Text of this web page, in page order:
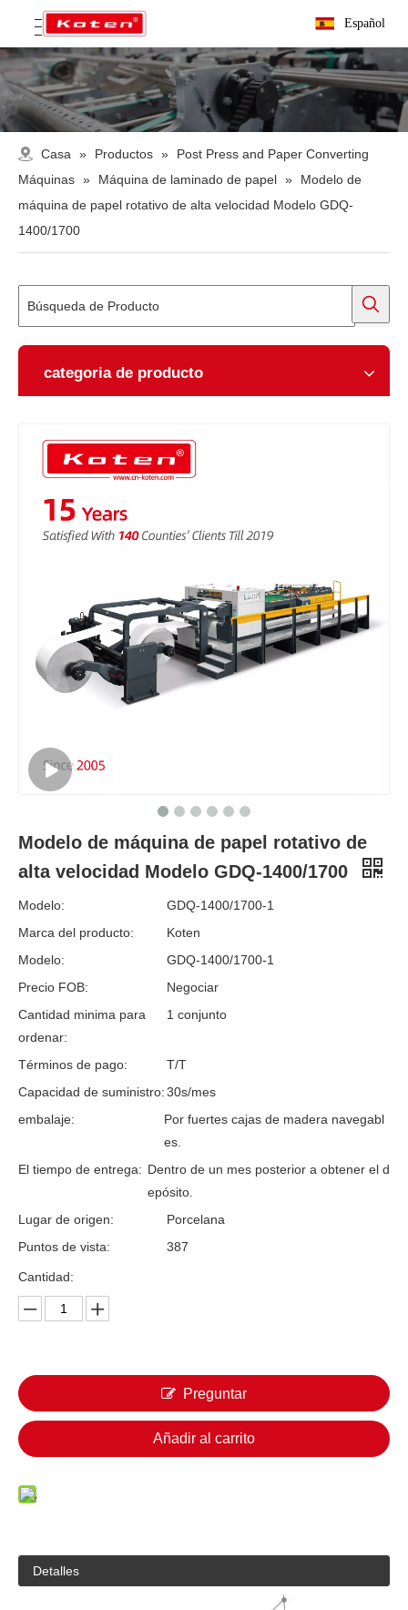
Español
Casa » Productos »
Post Press and Paper Converting
Máquinas » Máquina de laminado de papel »
Modelo de
máquina de papel rotativo de alta velocidad Modelo GDQ-
1400/1700
categoria de producto
Modelo de máquina de papel rotativo de
alta velocidad Modelo GDQ-1400/1700
Modelo:
GDQ-1400/1700-1
Marca del producto:
Koten
Modelo:
GDQ-1400/1700-1
Precio FOB:
Negociar
Cantidad minima para
ordenar:
1 conjunto
Términos de pago:
T/T
Capacidad de suministro:30s/mes
embalaje:
Por fuertes cajas de madera navegabl
es.
El tiempo de entrega: Dentro de un mes posterior a obtener el d
epósito.
Lugar de origen:
Porcelana
Puntos de vista:
387
Cantidad:
Preguntar
Añadir al carrito
Detalles